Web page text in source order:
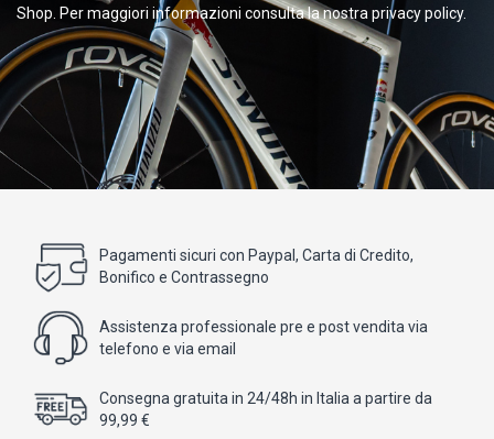
Shop. Per maggiori informazioni consulta la nostra privacy policy.
Pagamenti sicuri con Paypal, Carta di Credito,
Bonifico e Contrassegno
Assistenza professionale pre e post vendita via
telefono e via email
Consegna gratuita in 24/48h in Italia a partire da
99,99 €